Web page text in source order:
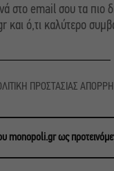
στο email σου τα πιο
και ό,τι καλύτερο
ΠΡΟΣΤΑΣΙΑΣ
monopoli.gr ως